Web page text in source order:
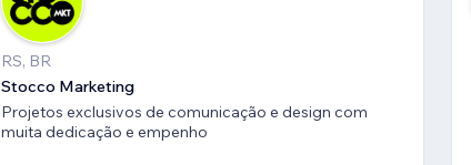
RS, BR
Stocco Marketing
Projetos exclusivos de comunicação e design com
muita dedicação e empenho